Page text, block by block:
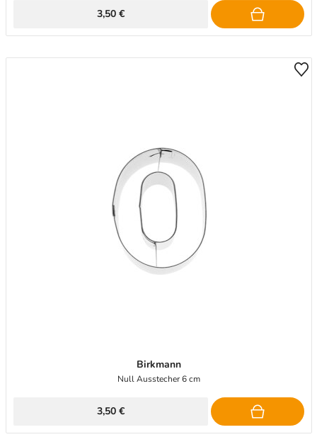
3,50 €
Birkmann
Null Ausstecher 6 cm
3,50 €